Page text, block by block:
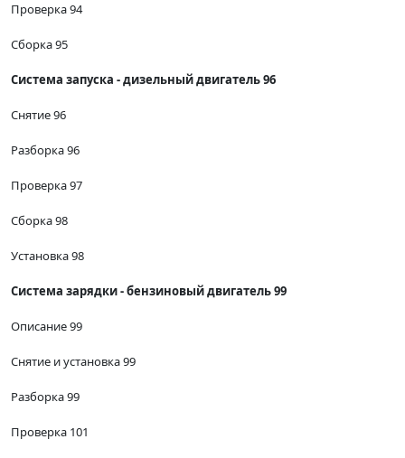
Проверка 94
Сборка 95
Система запуска - дизельный двигатель 96
Снятие 96
Разборка 96
Проверка 97
Сборка 98
Установка 98
Система зарядки - бензиновый двигатель 99
Описание 99
Снятие и установка 99
Разборка 99
Проверка 101